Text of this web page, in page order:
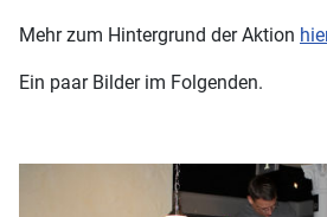
Mehr zum Hintergrund der Aktion
Ein paar Bilder im Folgenden.